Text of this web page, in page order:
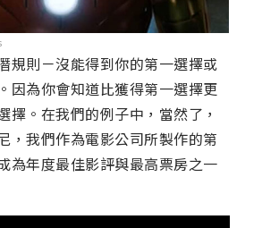
規則－沒能得到你的第一選擇或
因為你會知道比獲得第一選擇更
擇。在我們的例子中，當然了，
，我們作為電影公司所製作的第
為年度最佳影評與最高票房之一